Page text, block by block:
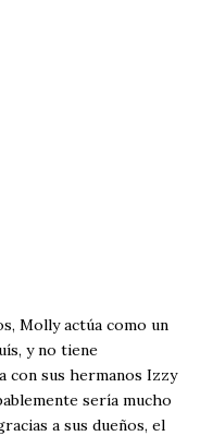
Molly actúa como un
y no tiene
con sus hermanos Izzy
sería mucho
a sus dueños, el